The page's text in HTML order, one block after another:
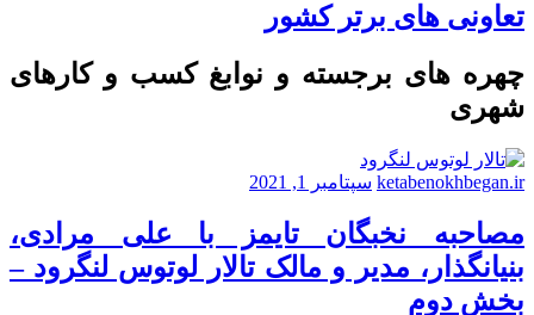
تعاونی های برتر کشور
چهره های برجسته و نوابغ کسب و کارهای
شهری
ketabenokhbegan.ir سپتامبر 1, 2021
مصاحبه نخبگان تایمز با علی مرادی،
بنیانگذار، مدیر و مالک تالار لوتوس لنگرود –
بخش دوم